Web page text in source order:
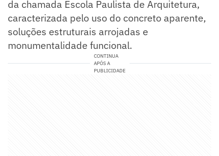
da chamada Escola Paulista de Arquitetura,
caracterizada pelo uso do concreto aparente,
soluções estruturais arrojadas e
monumentalidade funcional.
CONTINUA
APÓS A
PUBLICIDADE